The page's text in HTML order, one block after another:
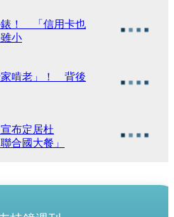
錶！ 「信用卡也
小
家啃老」！ 背後
布定居杜
合國大餐」